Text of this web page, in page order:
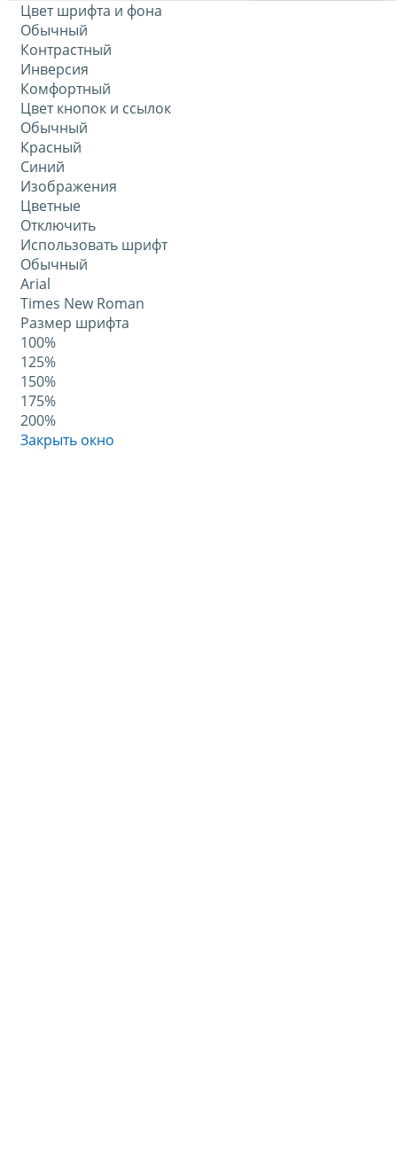
Цвет шрифта и фона
Обычный
Контрастный
Инверсия
Комфортный
Цвет кнопок и ссылок
Обычный
Красный
Синий
Изображения
Цветные
Отключить
Использовать шрифт
Обычный
Arial
Times New Roman
Размер шрифта
100%
125%
150%
175%
200%
Закрыть окно